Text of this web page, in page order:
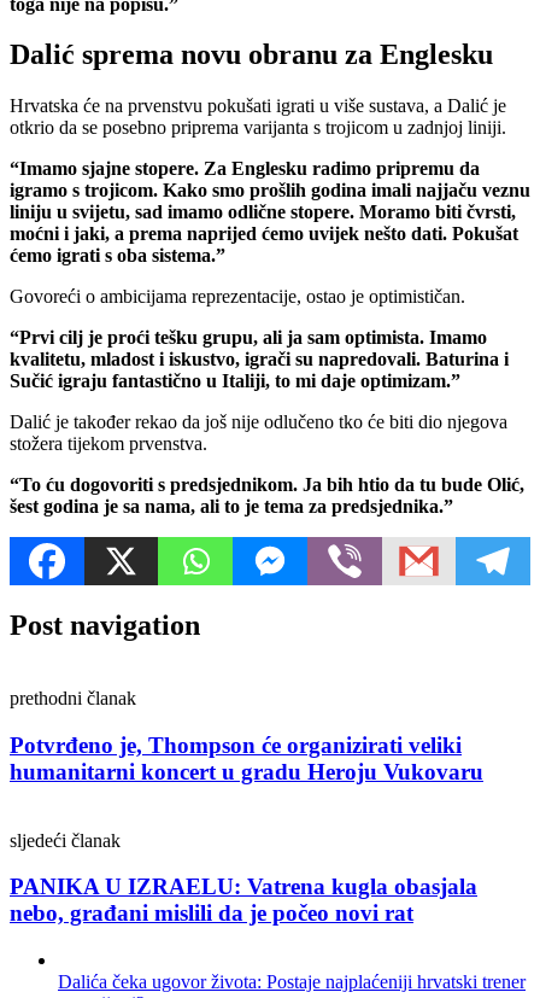
Dalić sprema novu obranu za Englesku
Hrvatska će na prvenstvu pokušati igrati u više sustava, a Dalić je
otkrio da se posebno priprema varijanta s trojicom u zadnjoj liniji.
“Imamo sjajne stopere. Za Englesku radimo pripremu da
igramo s trojicom. Kako smo prošlih godina imali najjaču veznu
liniju u svijetu, sad imamo odlične stopere. Moramo biti čvrsti,
moćni i jaki, a prema naprijed ćemo uvijek nešto dati. Pokušat
ćemo igrati s oba sistema.”
Govoreći o ambicijama reprezentacije, ostao je optimističan.
“Prvi cilj je proći tešku grupu, ali ja sam optimista. Imamo
kvalitetu, mladost i iskustvo, igrači su napredovali. Baturina i
Sučić igraju fantastično u Italiji, to mi daje optimizam.”
Dalić je također rekao da još nije odlučeno tko će biti dio njegova
stožera tijekom prvenstva.
“To ću dogovoriti s predsjednikom. Ja bih htio da tu bude Olić,
šest godina je sa nama, ali to je tema za predsjednika.”
Post navigation
prethodni članak
Potvrđeno je, Thompson će organizirati veliki
humanitarni koncert u gradu Heroju Vukovaru
sljedeći članak
PANIKA U IZRAELU: Vatrena kugla obasjala
nebo, građani mislili da je počeo novi rat
Dalića čeka ugovor života: Postaje najplaćeniji hrvatski trener